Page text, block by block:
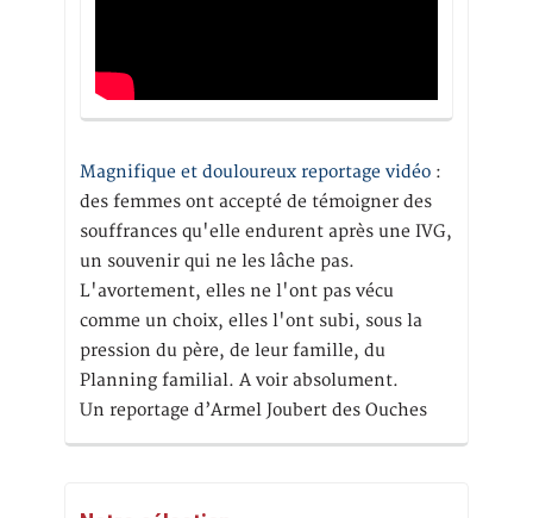
Magnifique et douloureux reportage vidéo :
des femmes ont accepté de témoigner des
souffrances qu'elle endurent après une IVG,
un souvenir qui ne les lâche pas.
L'avortement, elles ne l'ont pas vécu
comme un choix, elles l'ont subi, sous la
pression du père, de leur famille, du
Planning familial. A voir absolument.
Un reportage d’Armel Joubert des Ouches